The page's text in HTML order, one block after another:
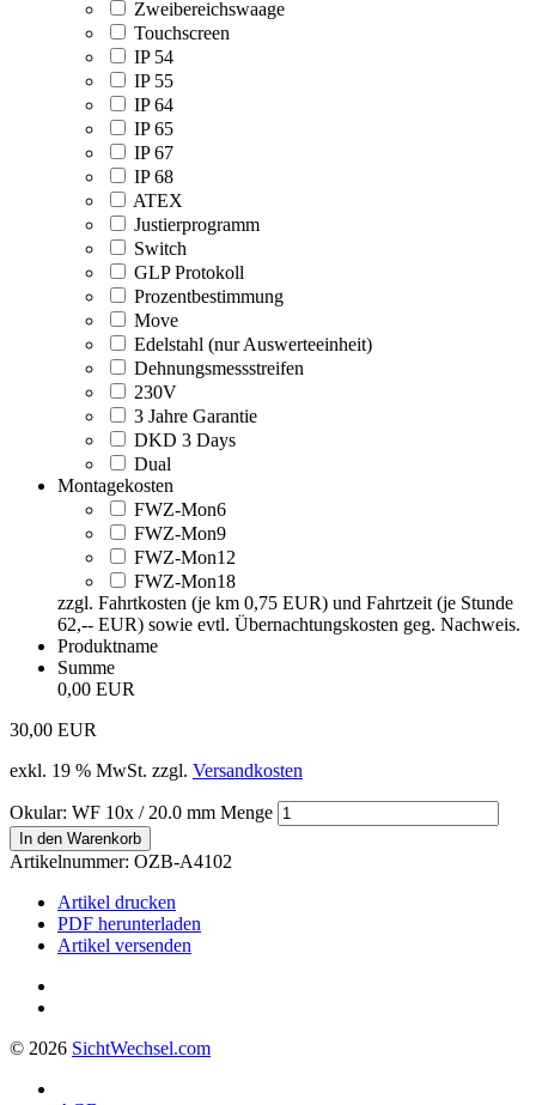
Zweibereichswaage
Touchscreen
IP 54
IP 55
IP 64
IP 65
IP 67
IP 68
ATEX
Justierprogramm
Switch
GLP Protokoll
Prozentbestimmung
Move
Edelstahl (nur Auswerteeinheit)
Dehnungsmessstreifen
230V
3 Jahre Garantie
DKD 3 Days
Dual
Montagekosten
FWZ-Mon6
FWZ-Mon9
FWZ-Mon12
FWZ-Mon18
zzgl. Fahrtkosten (je km 0,75 EUR) und Fahrtzeit (je Stunde
62,-- EUR) sowie evtl. Übernachtungskosten geg. Nachweis.
Produktname
Summe
0,00 EUR
30,00 EUR
exkl. 19 % MwSt. zzgl. Versandkosten
Okular: WF 10x / 20.0 mm Menge
In den Warenkorb
Artikelnummer: OZB-A4102
Artikel drucken
PDF herunterladen
Artikel versenden
© 2026 SichtWechsel.com